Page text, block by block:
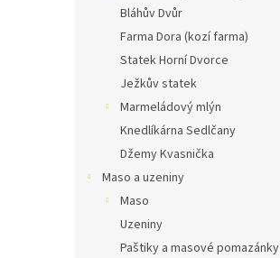
Bláhův Dvůr
Farma Dora (kozí farma)
Statek Horní Dvorce
Ježkův statek
Marmeládový mlýn
Knedlíkárna Sedlčany
Džemy Kvasnička
Maso a uzeniny
Maso
Uzeniny
Paštiky a masové pomazánky